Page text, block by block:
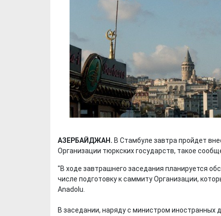
АЗЕРБАЙДЖАН. В Стамбуле завтра пройдет
Организации тюркских государств, такое
"В ходе завтрашнего заседания планируется
числе подготовку к саммиту Организации,
Anadolu.
В заседании, наряду с министром